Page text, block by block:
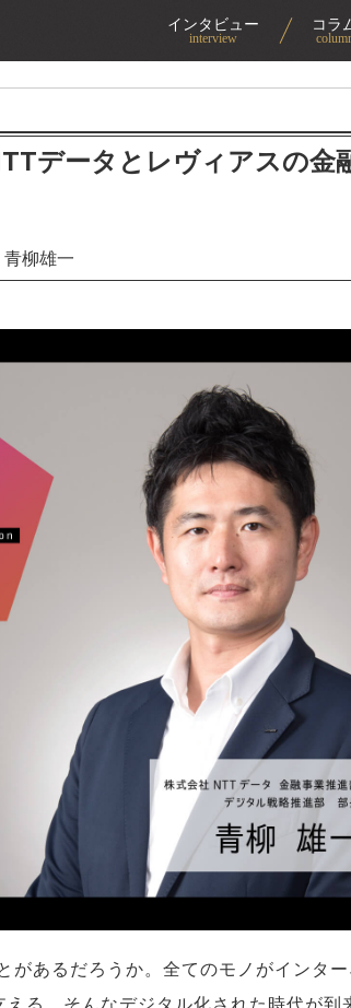
インタビュー
interview
コラ
データとレヴィアスの金
柳雄一
があるだろうか。全てのモノがインタ